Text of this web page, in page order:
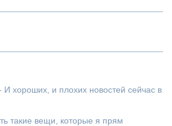
И хороших, и плохих новостей сейчас в
такие вещи, которые я прям